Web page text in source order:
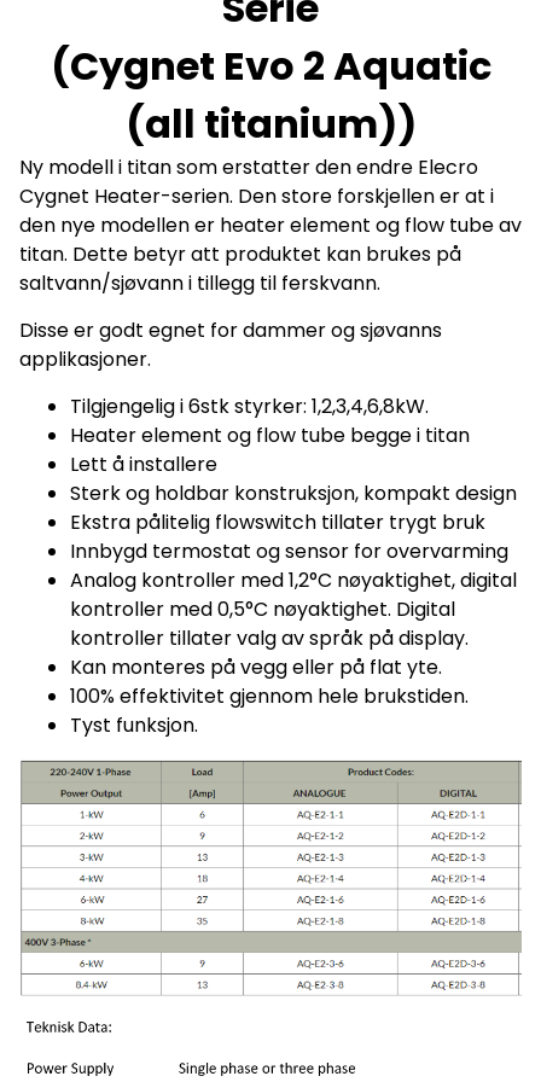
(Cygnet Evo 2 Aquatic
(all titanium))
Ny modell i titan som erstatter den endre Elecro
Cygnet Heater-serien. Den store forskjellen er at i
den nye modellen er heater element og flow tube av
titan. Dette betyr att produktet kan brukes på
saltvann/sjøvann i tillegg til ferskvann.
Disse er godt egnet for dammer og sjøvanns
applikasjoner.
Tilgjengelig i 6stk styrker: 1,2,3,4,6,8kW.
Heater element og flow tube begge i titan
Lett å installere
Sterk og holdbar konstruksjon, kompakt design
Ekstra pålitelig flowswitch tillater trygt bruk
Innbygd termostat og sensor for overvarming
Analog kontroller med 1,2°C nøyaktighet, digital
kontroller med 0,5°C nøyaktighet. Digital
kontroller tillater valg av språk på display.
Kan monteres på vegg eller på flat yte.
100% effektivitet gjennom hele brukstiden.
Tyst funksjon.